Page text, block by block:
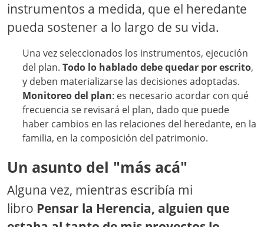
instrumentos a medida, que el heredante
pueda sostener a lo largo de su vida.
Una vez seleccionados los instrumentos, ejecución
del plan. Todo lo hablado debe quedar por escrito,
y deben materializarse las decisiones adoptadas.
Monitoreo del plan: es necesario acordar con qué
frecuencia se revisará el plan, dado que puede
haber cambios en las relaciones del heredante, en la
familia, en la composición del patrimonio.
Un asunto del "más acá"
Alguna vez, mientras escribía mi
libro Pensar la Herencia, alguien que